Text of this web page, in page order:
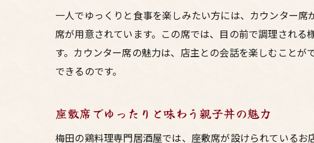
一人でゆっくりと食事を楽しみたい方には、カウンター
席が用意されています。この席では、目の前で調理され
す。カウンター席の魅力は、店主との会話を楽しむこと
できるのです。
座敷席でゆったりと味わう親子丼の魅力
梅田の鶏料理専門居酒屋では、座敷席が設けられている